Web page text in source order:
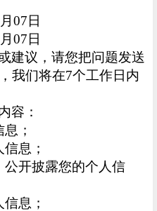
07日
07日
建议，请您把问题发送
我们将在7个工作日内
容：
；
息；
公开披露您的个人信
息；